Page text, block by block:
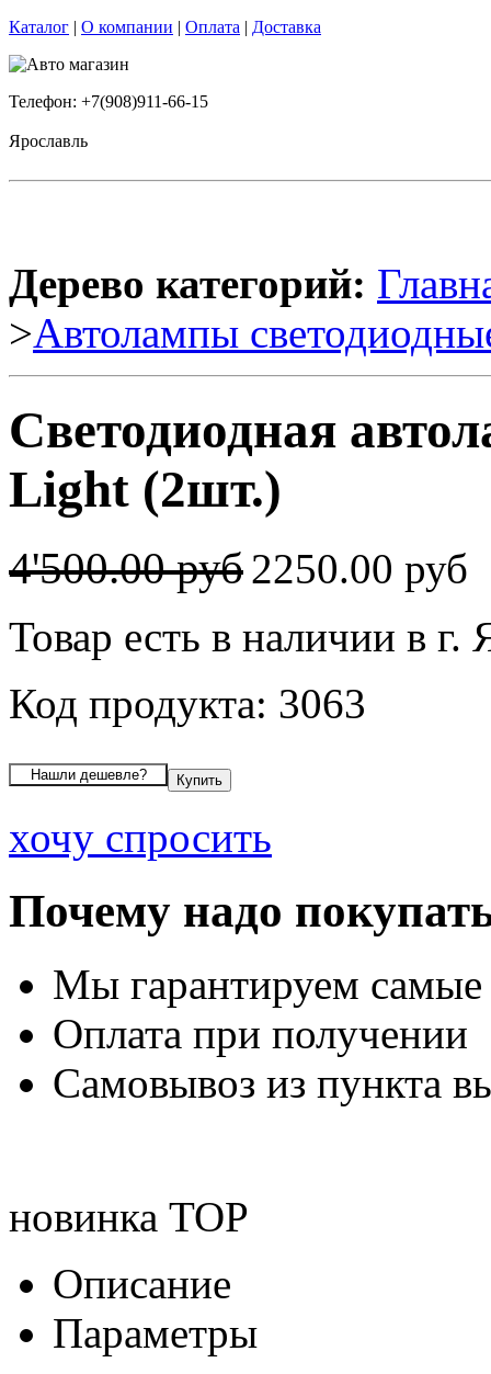
Каталог | О компании | Оплата | Доставка
Телефон: +7(908)911-66-15
Ярославль
Дерево категорий:
>Автолампы
Светодиодная
Light (2шт.)
4'500.00 руб2250.00 руб
Товар есть в наличии в г.
Код продукта: 3063
хочу спросить
Почему надо
Мы гарантируем
Оплата при получении
Самовывоз из пункта
новинка TOP
Описание
Параметры